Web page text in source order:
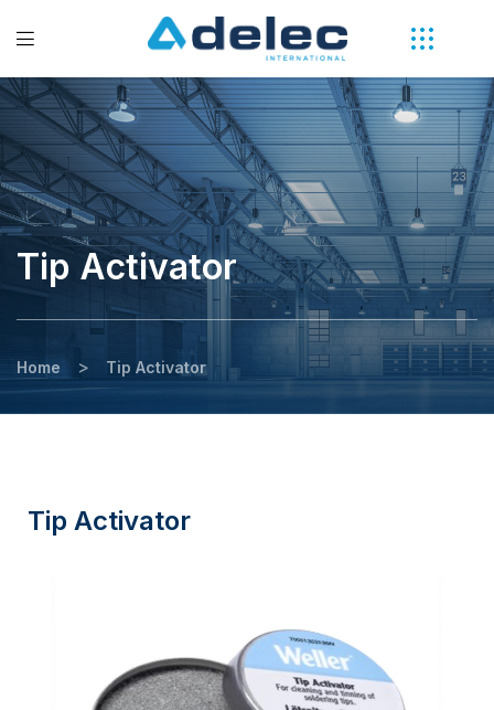
Tip Activator
Home > Tip Activator
Tip Activator